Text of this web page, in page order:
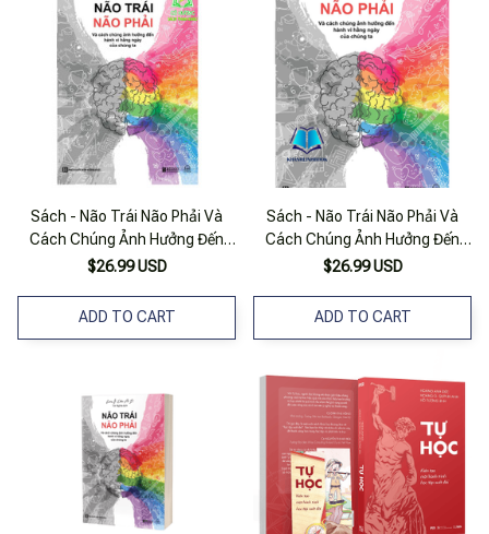
Sách - Não Trái Não Phải Và
Cách Chúng Ảnh Hưởng Đến
Hành Vi Hàng Ngày Của Chúng
$26.99 USD
ADD TO CART
Sách - Não Trái Não Phải Và
Cách Chúng Ảnh Hưởng Đến
Hành Vi Hàng Ngày Của Chúng
$26.99 USD
ADD TO CART